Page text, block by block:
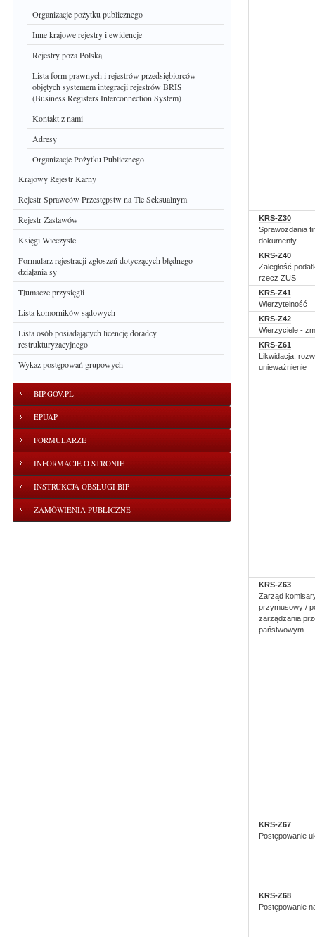
Organizacje pożytku publicznego
Inne krajowe rejestry i ewidencje
Rejestry poza Polską
Lista form prawnych i rejestrów przedsiębiorców
objętych systemem integracji rejestrów BRIS
(Business Registers Interconnection System)
Kontakt z nami
Adresy
Organizacje Pożytku Publicznego
Krajowy Rejestr Karny
Rejestr Sprawców Przestępstw na Tle Seksualnym
Rejestr Zastawów
Księgi Wieczyste
Formularz rejestracji zgłoszeń dotyczących błędnego
działania sy
Tłumacze przysięgli
Lista komorników sądowych
Lista osób posiadających licencję doradcy
restrukturyzacyjnego
Wykaz postępowań grupowych
BIP.GOV.PL
EPUAP
FORMULARZE
INFORMACJE O STRONIE
INSTRUKCJA OBSŁUGI BIP
ZAMÓWIENIA PUBLICZNE
KRS-Z30
Sprawozdania
dokumenty
KRS-Z40
Zaległość
rzecz ZUS
KRS-Z41
Wierzytelność
KRS-Z42
Wierzyciele -
KRS-Z61
Likwidacja,
unieważnienie
KRS-Z63
Zarząd
przymusowy /
zarządzania
państwowym
KRS-Z67
Postępowanie
KRS-Z68
Postępowanie